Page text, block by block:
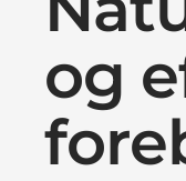
og